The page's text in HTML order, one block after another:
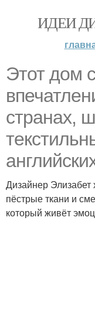
ИДЕИ
Этот дом
странах,
Дизайнер Элизабет
пёстрые ткани и
который живёт